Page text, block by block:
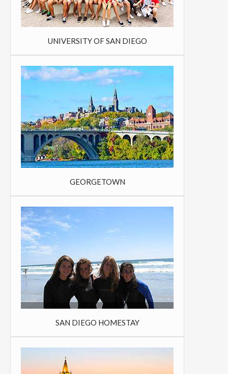
UNIVERSITY OF SAN DIEGO
GEORGETOWN
SAN DIEGO HOMESTAY